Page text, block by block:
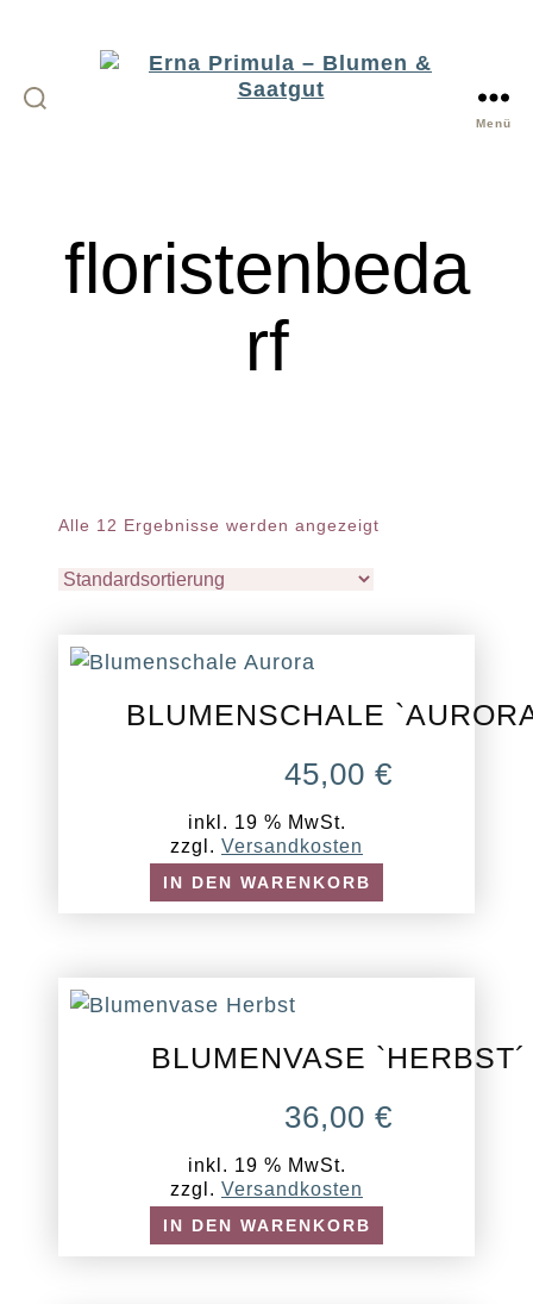
Blumen
&
Saatgut
Menü
floristenbeda
rf
Alle 12 Ergebnisse werden angezeigt
BLUMENSCHALE
45,00 €
inkl. 19 % MwSt.
zzgl. Versandkosten
IN DEN WARENKORB
BLUMENVASE `HERBST´
36,00 €
inkl. 19 % MwSt.
zzgl. Versandkosten
IN DEN WARENKORB